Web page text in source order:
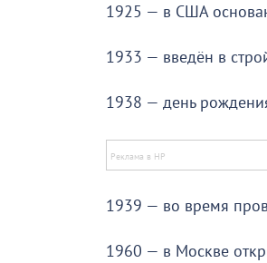
1925 — в США
1933 — введён в
1938 — день
1939 — во время
1960 — в Москве